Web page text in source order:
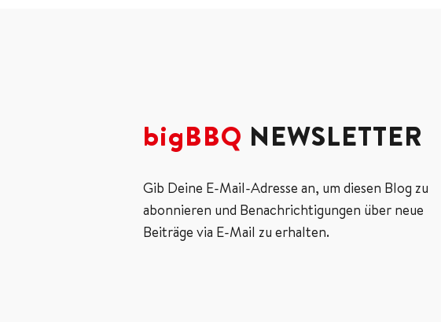
bigBBQ NEWSLETTER
Gib Deine E-Mail-Adresse an, um diesen Blog zu
abonnieren und Benachrichtigungen über neue
Beiträge via E-Mail zu erhalten.